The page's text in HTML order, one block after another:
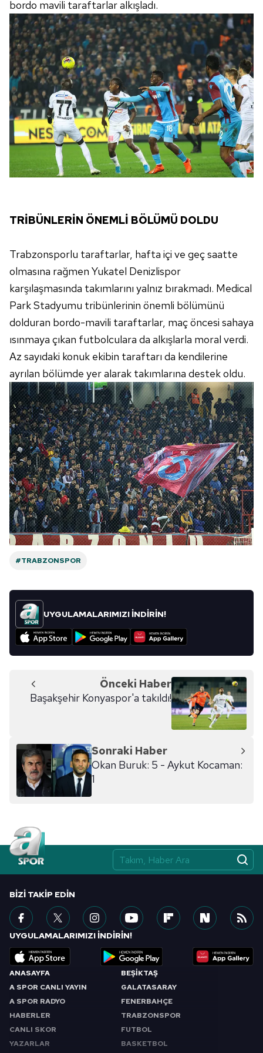
almak için lütfentıklayınız .
bordo mavili taraftarlar alkışladı.
TRİBÜNLERİN ÖNEMLİ BÖLÜMÜ DOLDU
Trabzonsporlu taraftarlar, hafta içi ve geç saatte
olmasına rağmen Yukatel Denizlispor
karşılaşmasında takımlarını yalnız bırakmadı. Medical
Park Stadyumu tribünlerinin önemli bölümünü
dolduran bordo-mavili taraftarlar, maç öncesi sahaya
ısınmaya çıkan futbolculara da alkışlarla moral verdi.
Az sayıdaki konuk ekibin taraftarı da kendilerine
ayrılan bölümde yer alarak takımlarına destek oldu.
#TRABZONSPOR
UYGULAMALARIMIZI İNDİRİN!
Önceki Haber
Başakşehir Konyaspor'a takıldı!
Sonraki Haber
Okan Buruk: 5 - Aykut Kocaman:
1
ANASAYFA
A SPOR CANLI YAYIN
A SPOR RADYO
HABERLER
CANLI SKOR
YAZARLAR
BEŞİKTAŞ
GALATASARAY
FENERBAHÇE
TRABZONSPOR
FUTBOL
BASKETBOL
BIZI TAKIP EDIN
UYGULAMALARIMIZI İNDİRİN!